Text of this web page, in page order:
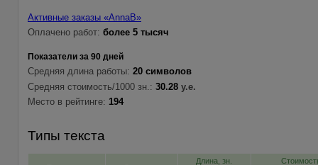
Активные заказы «AnnaB»
Оплачено работ: более 5 тысяч
Показатели за 90 дней
Средняя длина работы: 20 символов
Средняя стоимость/1000 зн.: 30.28 у.е.
Место в рейтинге: 194
Типы текста
Длина, зн.